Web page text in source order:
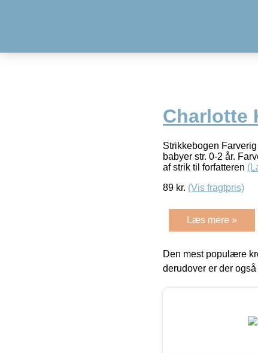
Charlotte
Strikkebogen
babyer str. 0-2 år.
af strik til forfatteren
89 kr. (Vis fragtpris)
Læs mere »
Den mest populære
derudover er der også